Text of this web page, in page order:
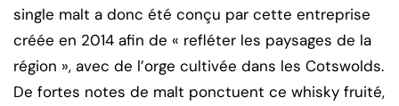
single malt a donc été conçu par cette entreprise
créée en 2014 afin de « refléter les paysages de la
région », avec de l’orge cultivée dans les Cotswolds.
De fortes notes de malt ponctuent ce whisky fruité,